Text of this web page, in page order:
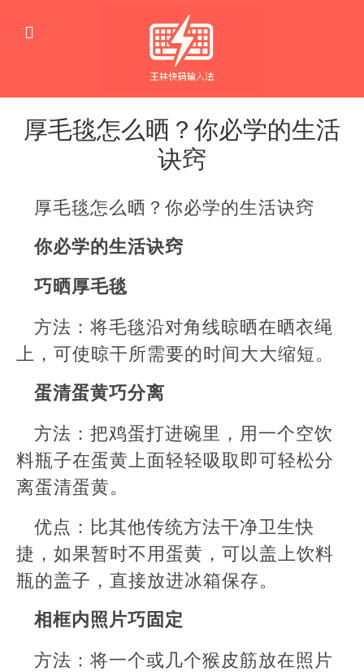
厚毛毯怎么晒？你必学的生活
诀窍
窍
门
厚毛毯怎么晒？你必学的生活诀窍
你必学的生活诀窍
巧晒厚毛毯
方法：将毛毯沿对角线晾晒在晒衣绳
上，可使晾干所需要的时间大大缩短。
蛋清蛋黄巧分离
方法：把鸡蛋打进碗里，用一个空饮
料瓶子在蛋黄上面轻轻吸取即可轻松分
离蛋清蛋黄。
优点：比其他传统方法干净卫生快
捷，如果暂时不用蛋黄，可以盖上饮料
瓶的盖子，直接放进冰箱保存。
相框内照片巧固定
方法：将一个或几个猴皮筋放在照片